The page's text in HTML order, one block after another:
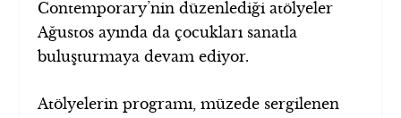
Contemporary’nin düzenlediği atölyeler
Ağustos ayında da çocukları sanatla
buluşturmaya devam ediyor.
Atölyelerin programı, müzede sergilenen